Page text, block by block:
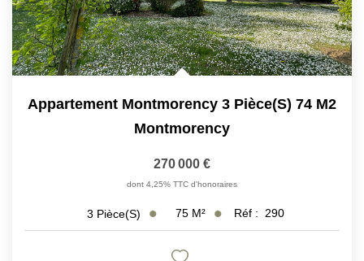
Appartement Montmorency 3 Pièce(s) 74 M2
Montmorency
270 000 €
dont 4,25% TTC d'honoraires
3 Pièce(s) 75 M² Réf : 290